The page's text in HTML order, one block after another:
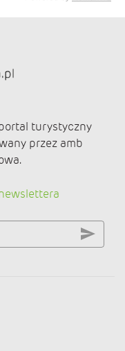
turystyczny
przez amb